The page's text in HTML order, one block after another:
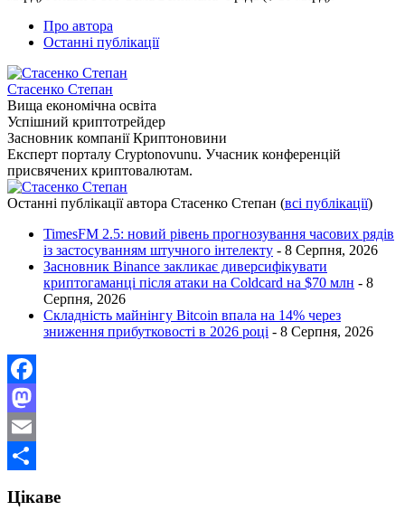
Про автора
Останні публікації
Стасенко Степан
Вища економічна освіта
Успішний криптотрейдер
Засновник компанії Криптоновини
Експерт порталу Cryptonovunu. Учасник конференцій
присвячених криптовалютам.
Останні публікації автора Стасенко Степан (всі публікації)
TimesFM 2.5: новий рівень прогнозування часових рядів
із застосуванням штучного інтелекту - 8 Серпня, 2026
Засновник Binance закликає диверсифікувати
криптогаманці після атаки на Coldcard на $70 млн - 8
Серпня, 2026
Складність майнінгу Bitcoin впала на 14% через
зниження прибутковості в 2026 році - 8 Серпня, 2026
Facebook
Mastodon
Email
Цікаве